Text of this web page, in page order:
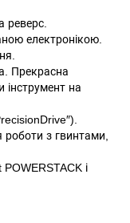
реверс.
електронікою.
Прекрасна
на
з гвинтами,
і